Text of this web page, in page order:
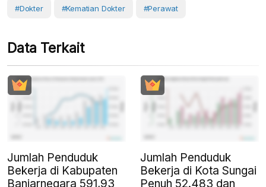
#Dokter #Kematian Dokter #Perawat
Data Terkait
Jumlah Penduduk
Bekerja di Kabupaten
Banjarnegara 591,93
Jumlah Penduduk
Bekerja di Kota Sungai
Penuh 52.483 dan